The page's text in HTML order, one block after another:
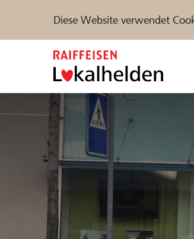
Diese Website verwendet
Unterstützen Hilfe &
Projekte und Organisationen
DE IT